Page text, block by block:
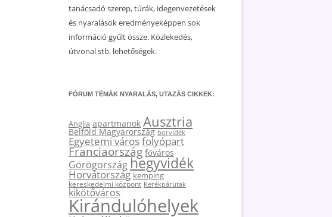
tanácsadó szerep, túrák, idegenvezetések
és nyaralások eredményeképpen sok
információ gyűlt össze. Közlekedés,
útvonal stb. lehetőségek.
FÓRUM TÉMÁK NYARALÁS, UTAZÁS CIKKEK:
Anglia apartmanok Ausztria
Belföld Magyarország borvidék
Egyetemi városfolyópart
Franciaország főváros
Görögországhegyvidék
Horvátország kemping
kereskedelmi központ Kerékpárutak
kikötőváros
Kirándulóhelyek